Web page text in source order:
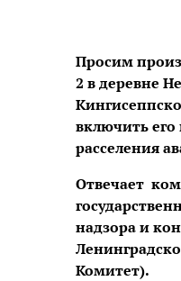
Просим
2 в деревне
включить
расселения
Отвечает
надзора и
Комитет).